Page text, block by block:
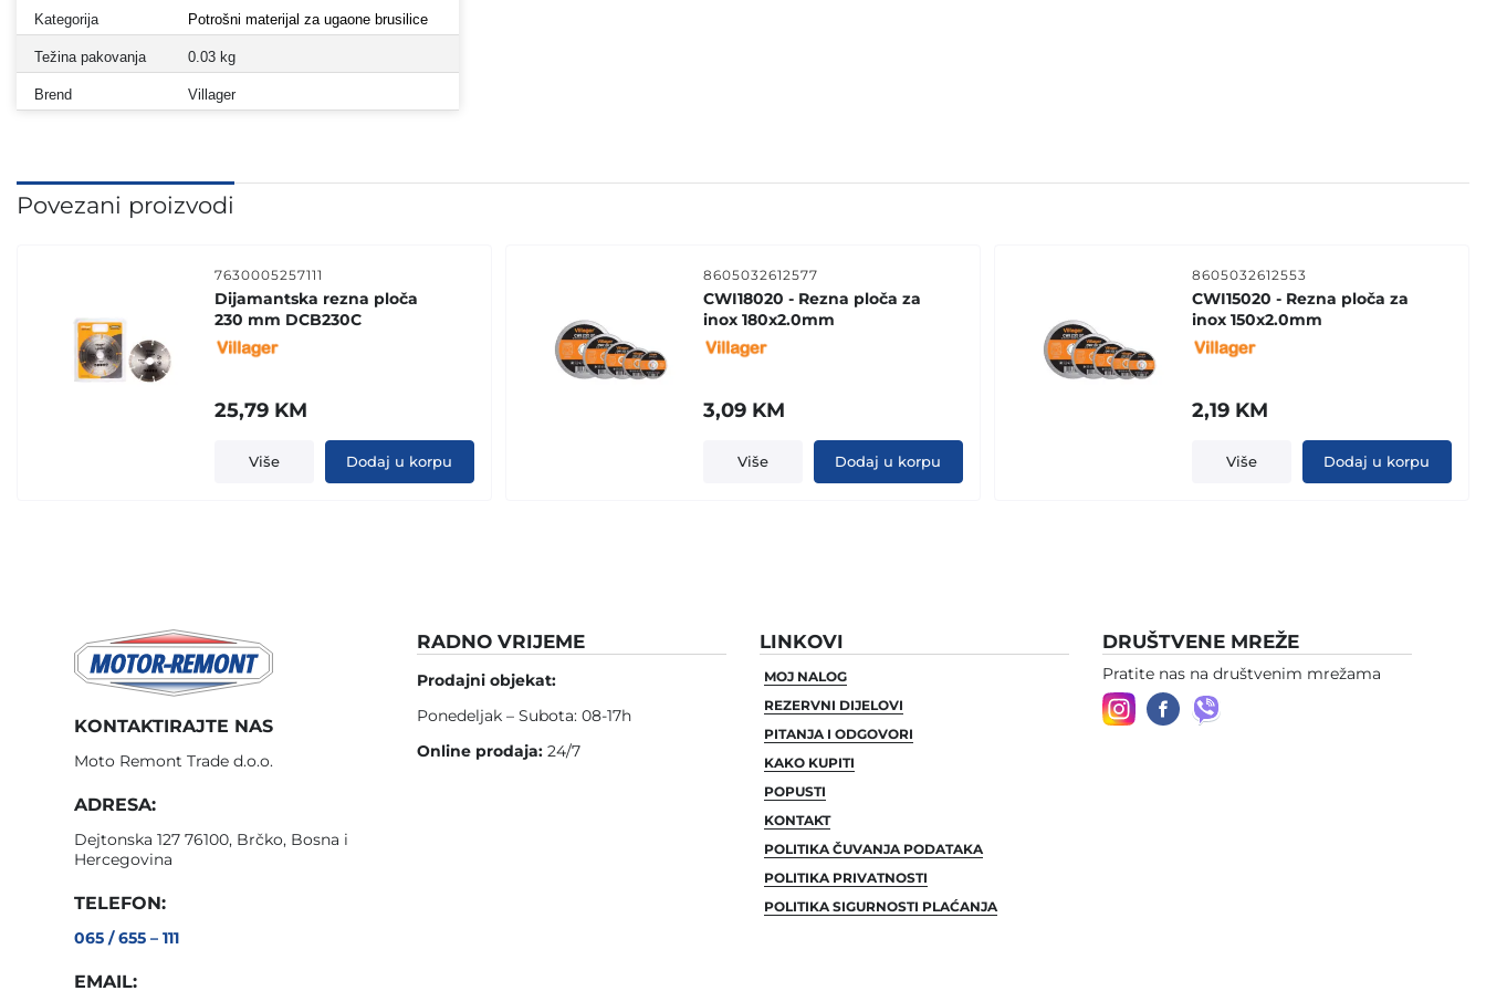
Kategorija Potrošni materijal za ugaone brusilice
Težina pakovanja 0.03 kg
Brend Villager
Povezani proizvodi
7630005257111
Dijamantska rezna ploča
230 mm DCB230C
25,79 KM
Više Dodaj u korpu
8605032612577
CWI18020 - Rezna ploča za
inox 180x2.0mm
3,09 KM
Više Dodaj u korpu
8605032612553
CWI15020 - Rezna ploča za
inox 150x2.0mm
2,19 KM
Više Dodaj u korpu
KONTAKTIRAJTE NAS
Moto Remont Trade d.o.o.
ADRESA:
Dejtonska 127 76100, Brčko, Bosna i
Hercegovina
TELEFON:
065 / 655 – 111
EMAIL:
RADNO VRIJEME
Prodajni objekat:
Ponedeljak – Subota: 08-17h
Online prodaja: 24/7
LINKOVI
MOJ NALOG
REZERVNI DIJELOVI
PITANJA I ODGOVORI
KAKO KUPITI
POPUSTI
KONTAKT
POLITIKA ČUVANJA PODATAKA
POLITIKA PRIVATNOSTI
POLITIKA SIGURNOSTI PLAĆANJA
DRUŠTVENE MREŽE
Pratite nas na društvenim mrežama